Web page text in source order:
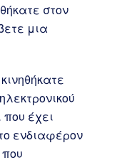
στον
μια
που έχει
ενδιαφέρον